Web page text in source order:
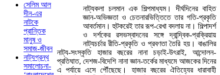
নাট্যকলা চলমান এক শিল্পমাধ্যম। দীর্ঘদিনের বাহিত
জ্ঞান-অভিজ্ঞতা ও চেতনারভিত্তিতে তার গতি-প্রকৃতি
আবর্তমান। হুটকরেই তার রূপ-রেখা বদলায় না। শিল্পাদর্শ
ও দর্শকের রসভস্বাদনের সঙ্গে দ্বান্দ্বিক-প্রক্রিয়ায়
নাট্যচর্চার রীতি-প্রকৃতি ও প্রবণতা তৈরি হয়। বাঙালির
নাট্য-সংস্কৃতি হাজার বছরের নানা চড়াই-উৎরাই, আন্দোলন-
প্রতিঘাত, দেশজ-বিদেশি নানা জ্ঞান-তর্কের মাধ্যমে আজকের দিনের
এ পর্যায়ে এসে পৌঁছেছে। হাজার বছরের ঐতিহ্যের ধারাবাহী
সেলিম আল
দীন-এর
নাটকে
প্রান্তিক
মানুষ ও
সমাজ-জীবন
নাট্যগ্রন্থ
সমালোচনা-